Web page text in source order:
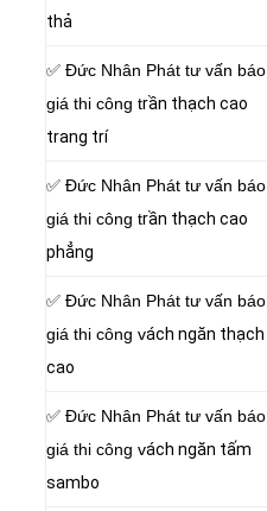
thả
✅ Đức Nhân Phát tư vấn báo
giá thi công trần thạch cao
trang trí
✅ Đức Nhân Phát tư vấn báo
giá thi công trần thạch cao
phẳng
✅ Đức Nhân Phát tư vấn báo
giá thi công vách ngăn thạch
cao
✅ Đức Nhân Phát tư vấn báo
giá thi công vách ngăn tấm
sambo